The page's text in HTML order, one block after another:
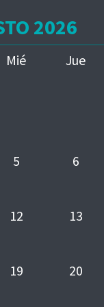
2026
Mié Jue
5 6
12 13
19 20